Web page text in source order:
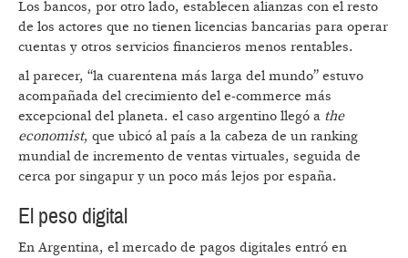
Los bancos, por otro lado, establecen alianzas con el resto
de los actores que no tienen licencias bancarias para operar
cuentas y otros servicios financieros menos rentables.
al parecer, “la cuarentena más larga del mundo” estuvo
acompañada del crecimiento del e-commerce más
excepcional del planeta. el caso argentino llegó a the
economist, que ubicó al país a la cabeza de un ranking
mundial de incremento de ventas virtuales, seguida de
cerca por singapur y un poco más lejos por españa.
El peso digital
En Argentina, el mercado de pagos digitales entró en